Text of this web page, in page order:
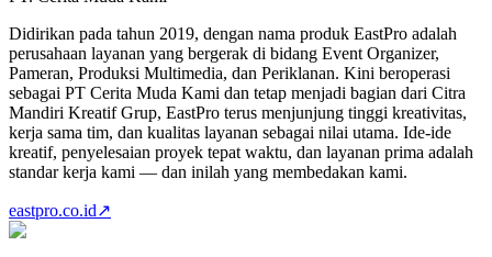
Didirikan pada tahun 2019, dengan nama produk EastPro adalah
perusahaan layanan yang bergerak di bidang Event Organizer,
Pameran, Produksi Multimedia, dan Periklanan. Kini beroperasi
sebagai PT Cerita Muda Kami dan tetap menjadi bagian dari Citra
Mandiri Kreatif Grup, EastPro terus menjunjung tinggi kreativitas,
kerja sama tim, dan kualitas layanan sebagai nilai utama. Ide-ide
kreatif, penyelesaian proyek tepat waktu, dan layanan prima adalah
standar kerja kami — dan inilah yang membedakan kami.
eastpro.co.id↗